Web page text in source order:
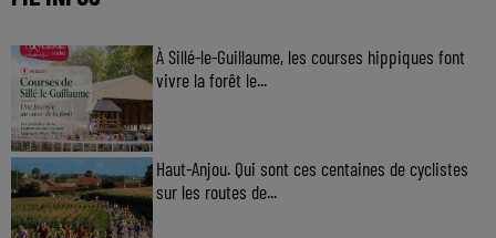
À Sillé-le-Guillaume, les courses hippiques font
vivre la forêt le...
Haut-Anjou. Qui sont ces centaines de cyclistes
sur les routes de...